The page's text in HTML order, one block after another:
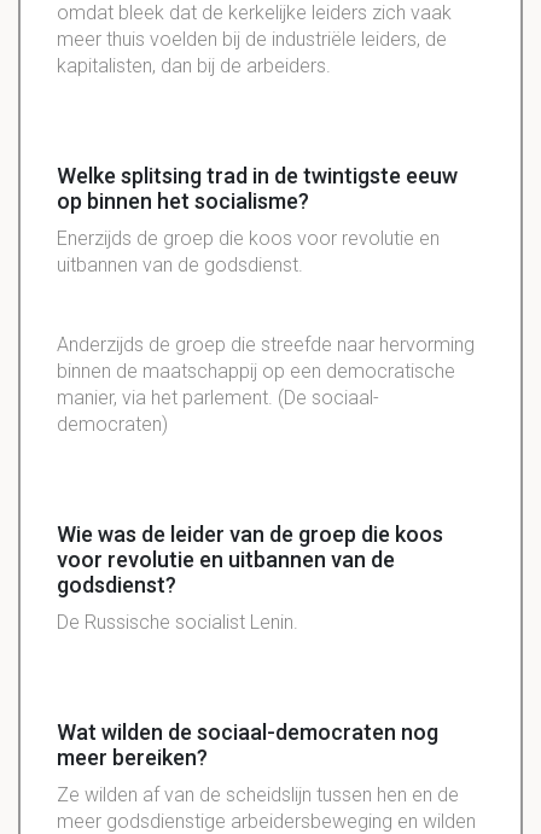
omdat bleek dat de kerkelijke leiders zich vaak
meer thuis voelden bij de industriële leiders, de
kapitalisten, dan bij de arbeiders.
Welke splitsing trad in de twintigste eeuw
op binnen het socialisme?
Enerzijds de groep die koos voor revolutie en
uitbannen van de godsdienst.
Anderzijds de groep die streefde naar hervorming
binnen de maatschappij op een democratische
manier, via het parlement. (De sociaal-
democraten)
Wie was de leider van de groep die koos
voor revolutie en uitbannen van de
godsdienst?
De Russische socialist Lenin.
Wat wilden de sociaal-democraten nog
meer bereiken?
Ze wilden af van de scheidslijn tussen hen en de
meer godsdienstige arbeidersbeweging en wilden